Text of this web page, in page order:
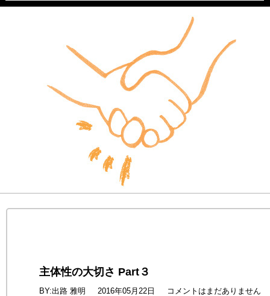
主体性の大切さ Part３
BY:出路 雅明 2016年05月22日 コメントはまだありません